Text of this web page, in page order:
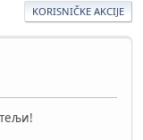
KORISNIČKE AKCIJE